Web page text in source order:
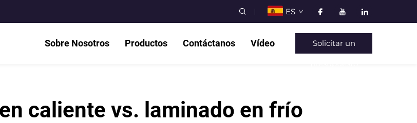
ES
Sobre Nosotros Productos Contáctanos Vídeo Solicitar un
caliente vs. laminado en frío